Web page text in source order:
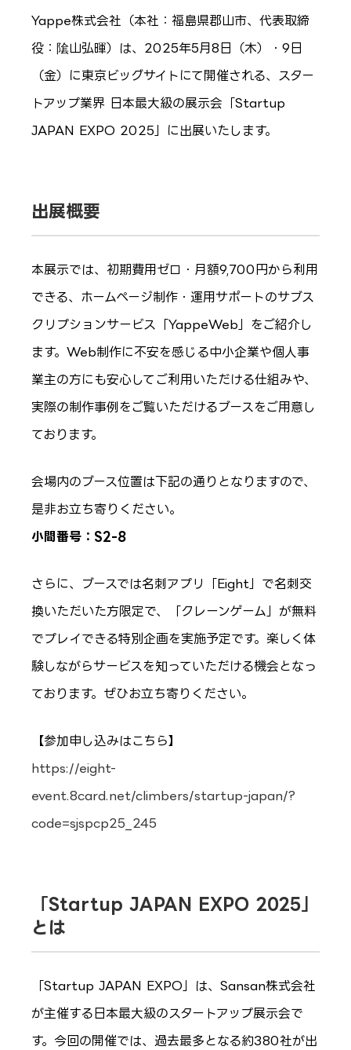
Yappe株式会社（本社：福島県郡山市、代表取締
役：隂山弘暉）は、2025年5月8日（木）・9日
（金）に東京ビッグサイトにて開催される、スター
トアップ業界 日本最大級の展示会「Startup
JAPAN EXPO 2025」に出展いたします。
出展概要
本展示では、初期費用ゼロ・月額9,700円から利用
できる、ホームページ制作・運用サポートのサブス
クリプションサービス「YappeWeb」をご紹介し
ます。Web制作に不安を感じる中小企業や個人事
業主の方にも安心してご利用いただける仕組みや、
実際の制作事例をご覧いただけるブースをご用意し
ております。
会場内のブース位置は下記の通りとなりますので、
是非お立ち寄りください。
小間番号：S2-8
さらに、ブースでは名刺アプリ「Eight」で名刺交
換いただいた方限定で、「クレーンゲーム」が無料
でプレイできる特別企画を実施予定です。楽しく体
験しながらサービスを知っていただける機会となっ
ております。ぜひお立ち寄りください。
【参加申し込みはこちら】
https://eight-
event.8card.net/climbers/startup-japan/?
code=sjspcp25_245
「Startup JAPAN EXPO 2025」
とは
「Startup JAPAN EXPO」は、Sansan株式会社
が主催する日本最大級のスタートアップ展示会で
す。今回の開催では、過去最多となる約380社が出